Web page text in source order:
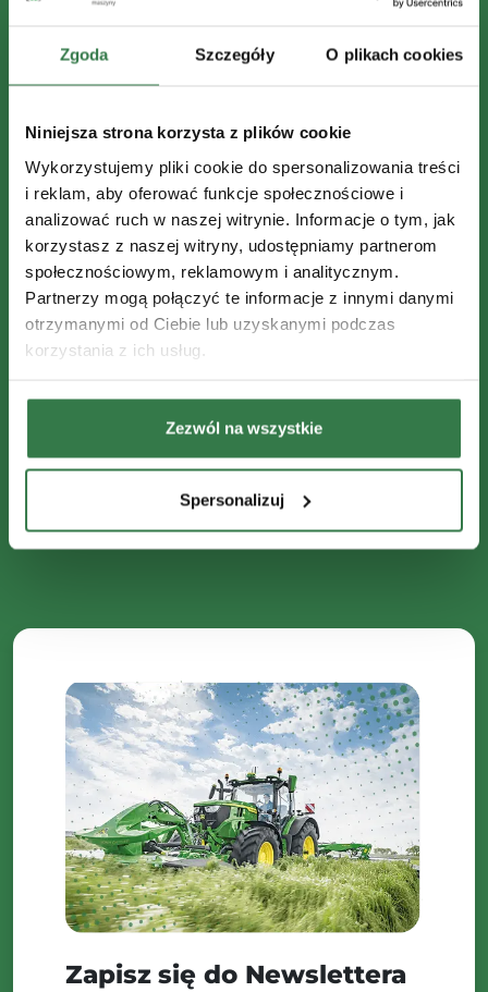
Zgoda Szczegóły O plikach cookies
Niniejsza strona korzysta z plików cookie
Wykorzystujemy pliki cookie do spersonalizowania treści
i reklam, aby oferować funkcje społecznościowe i
analizować ruch w naszej witrynie. Informacje o tym, jak
korzystasz z naszej witryny, udostępniamy partnerom
społecznościowym, reklamowym i analitycznym.
Partnerzy mogą połączyć te informacje z innymi danymi
otrzymanymi od Ciebie lub uzyskanymi podczas
korzystania z ich usług.
Zezwól na wszystkie
Spersonalizuj
Zapisz się do Newslettera